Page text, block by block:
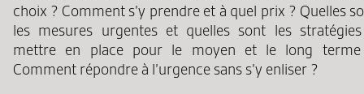
choix ? Comment s’y prendre et à quel prix ? Quelles
les mesures urgentes et quelles sont les
mettre en place pour le moyen et le long
Comment répondre à l’urgence sans s’y enliser ?